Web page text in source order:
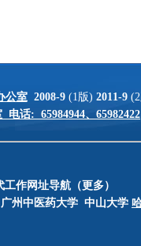
公室 2008-9(1版) 2011-9(2
电话: 65984944、65982422
作网址导航（更多）
广州中医药大学 中山大学